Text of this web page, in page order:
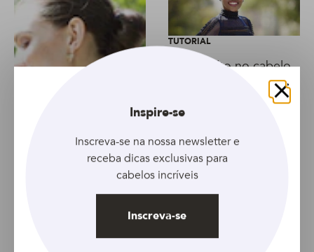
Aprenda como fazer o
TUTORIAL
Coque alto no cabelo
crespo: tutorial ensina
esse penteado para a
vida
Fechar
Inspire-se
Inscreva-se na nossa newsletter e
receba dicas exclusivas para
cabelos incríveis
Inscreva-se